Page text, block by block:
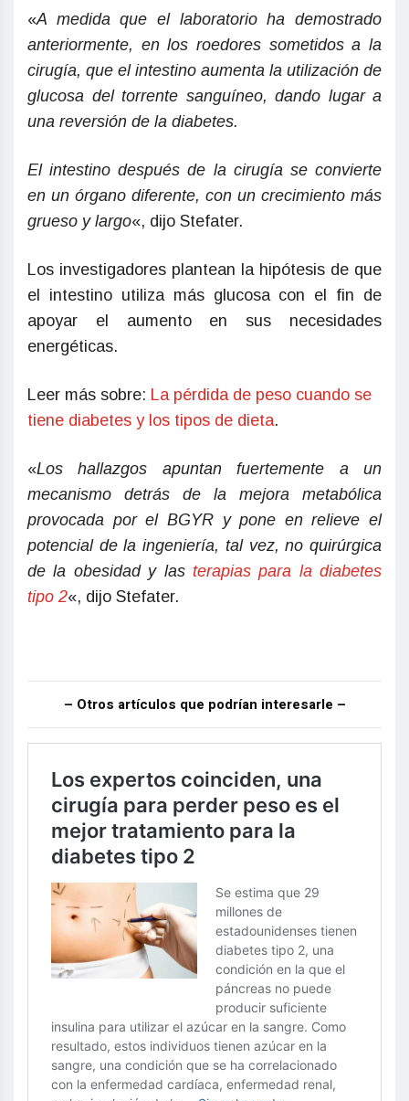
«A medida que el laboratorio ha demostrado
anteriormente, en los roedores sometidos a la
cirugía, que el intestino aumenta la utilización de
glucosa del torrente sanguíneo, dando lugar a
una reversión de la diabetes.
El intestino después de la cirugía se convierte
en un órgano diferente, con un crecimiento más
grueso y largo«, dijo Stefater.
Los investigadores plantean la hipótesis de que
el intestino utiliza más glucosa con el fin de
apoyar el aumento en sus necesidades
energéticas.
Leer más sobre: La pérdida de peso cuando se
tiene diabetes y los tipos de dieta.
«Los hallazgos apuntan fuertemente a un
mecanismo detrás de la mejora metabólica
provocada por el BGYR y pone en relieve el
potencial de la ingeniería, tal vez, no quirúrgica
de la obesidad y las terapias para la diabetes
tipo 2«, dijo Stefater.
– Otros artículos que podrían interesarle –